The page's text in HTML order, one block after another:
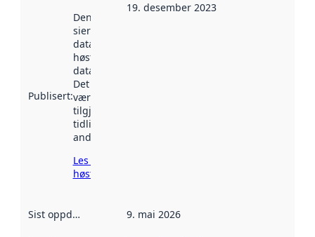
Publisert:
Denne datoen
sier når
datasettet ble
høstet av
data.norge.no.
Det kan ha
vært
tilgjengelig
tidligere
andre steder.
Les mer om
høsting her
19. desember 2023
Sist oppdatert 9. mai 2026